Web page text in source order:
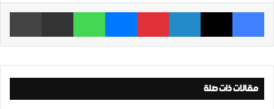
فيسبوك ‫X لينكدإن بينتيريست ماسنجر واتساب مشاركة عبر البريد
مقالات ذات صلة